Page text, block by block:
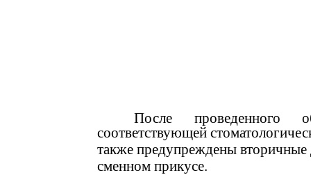
После проведенного
соответствующей
также предупреждены
сменном прикусе.